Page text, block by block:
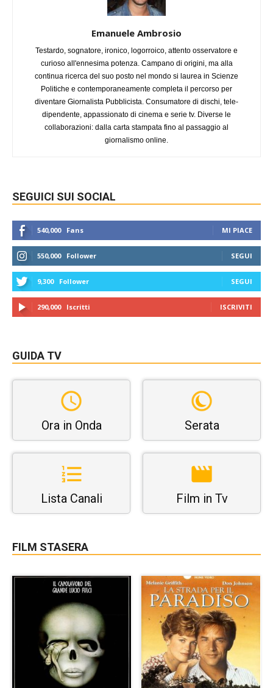
Emanuele Ambrosio
Testardo, sognatore, ironico, logorroico, attento osservatore e
curioso all'ennesima potenza. Campano di origini, ma alla
continua ricerca del suo posto nel mondo si laurea in Scienze
Politiche e contemporaneamente completa il percorso per
diventare Giornalista Pubblicista. Consumatore di dischi, tele-
dipendente, appassionato di cinema e serie tv. Diverse le
collaborazioni: dalla carta stampata fino al passaggio al
giornalismo online.
SEGUICI SUI SOCIAL
540,000 Fans MI PIACE
550,000 Follower SEGUI
9,300 Follower SEGUI
290,000 Iscritti ISCRIVITI
GUIDA TV
Ora in Onda Serata
Lista Canali Film in Tv
FILM STASERA